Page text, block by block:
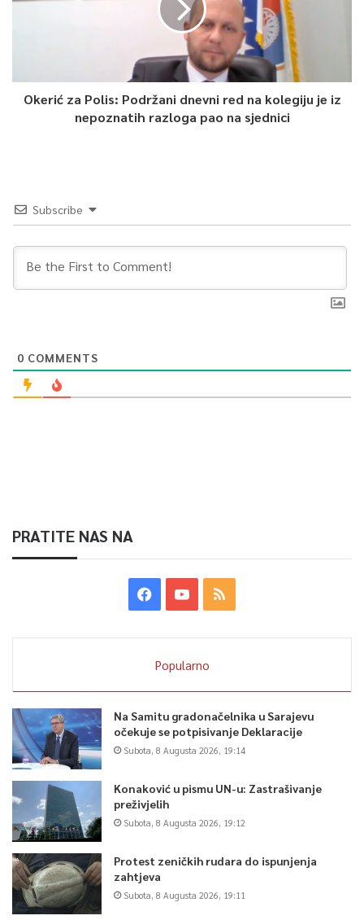
Okerić za Polis: Podržani dnevni red na kolegiju je iz
nepoznatih razloga pao na sjednici
Subscribe
0 COMMENTS
PRATITE NAS NA
Popularno
Na Samitu gradonačelnika u Sarajevu
očekuje se potpisivanje Deklaracije
Subota, 8 Augusta 2026, 19:14
Konaković u pismu UN-u: Zastrašivanje
preživjelih
Subota, 8 Augusta 2026, 19:12
Protest zeničkih rudara do ispunjenja
zahtjeva
Subota, 8 Augusta 2026, 19:11